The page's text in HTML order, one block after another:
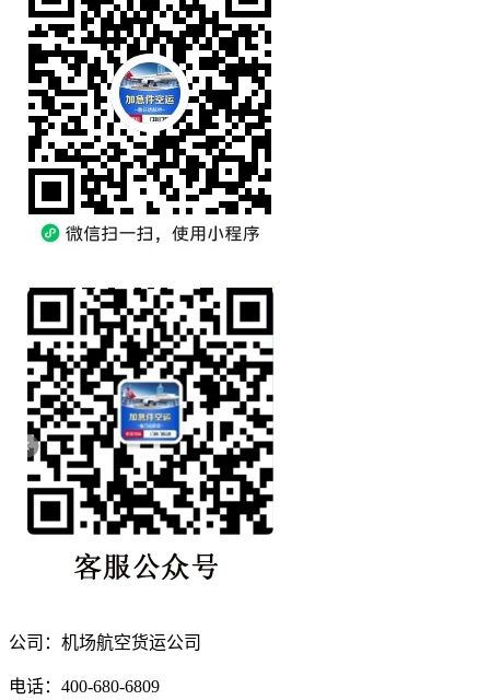
公司：机场航空货运公司
电话：400-680-6809